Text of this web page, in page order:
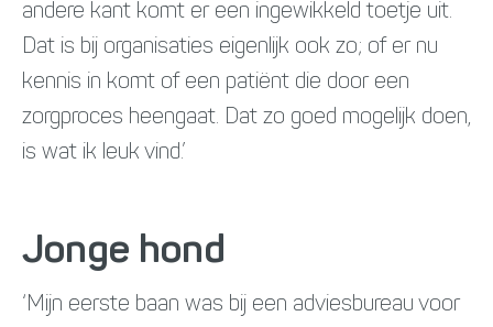
andere kant komt er een ingewikkeld toetje uit.
Dat is bij organisaties eigenlijk ook zo; of er nu
kennis in komt of een patiënt die door een
zorgproces heengaat. Dat zo goed mogelijk doen,
is wat ik leuk vind.’
Jonge hond
‘Mijn eerste baan was bij een adviesbureau voor